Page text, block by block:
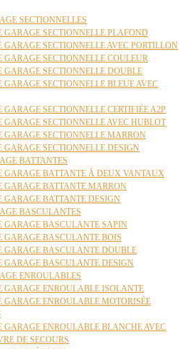
SECTIONNELLES
GARAGE SECTIONNELLE PLAFOND
GARAGE SECTIONNELLE AVEC PORTILLON
GARAGE SECTIONNELLE COULEUR
GARAGE SECTIONNELLE DOUBLE
GARAGE SECTIONNELLE BLEUE AVEC
GARAGE SECTIONNELLE CERTIFIÉE A2P
GARAGE SECTIONNELLE AVEC HUBLOT
GARAGE SECTIONNELLE MARRON
GARAGE SECTIONNELLE DESIGN
BATTANTES
GARAGE BATTANTE À DEUX VANTAUX
GARAGE BATTANTE MARRON
GARAGE BATTANTE DESIGN
BASCULANTES
GARAGE BASCULANTE SAPIN
GARAGE BASCULANTE BOIS
GARAGE BASCULANTE DOUBLE
GARAGE BASCULANTE DESIGN
ENROULABLES
GARAGE ENROULABLE ISOLANTE
GARAGE ENROULABLE MOTORISÉE
GARAGE ENROULABLE BLANCHE AVEC
DE SECOURS